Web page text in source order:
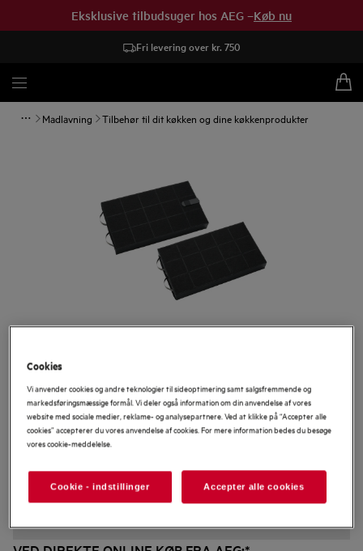
Eksklusive tilbudsuger hos AEG –Køb nu
Fri levering over kr. 750
Madlavning Tilbehør til dit køkken og dine køkkenprodukter
MCFB49ST
OdourClean Standard Kulfilter
0 (0)
Cookies
Vi anvender cookies og andre teknologier til sideoptimering samt salgsfremmende og
markedsføringsmæssige formål. Vi deler også information om din anvendelse af vores
website med sociale medier, reklame- og analysepartnere. Ved at klikke på “Accepter alle
cookies” accepterer du vores anvendelse af cookies. For mere information bedes du besøge
vores cookie-meddelelse.
Cookie - indstillinger Accepter alle cookies